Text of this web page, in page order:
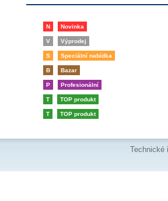
N Novinka
V Výprodej
S Speciální nabídka
B Bazar
P Profesionální
T TOP produkt
T TOP produkt